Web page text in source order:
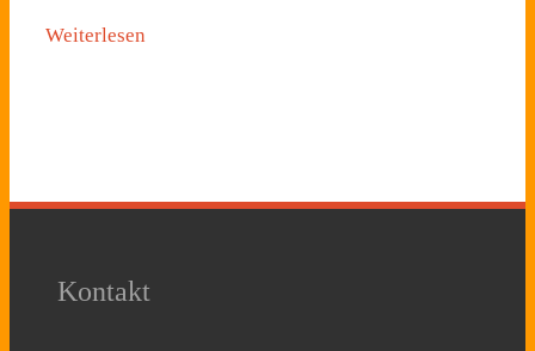
Weiterlesen
Kontakt